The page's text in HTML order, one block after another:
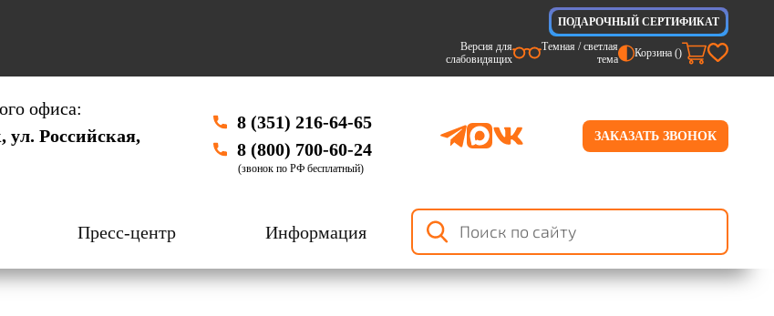
ПОДАРОЧНЫЙ СЕРТИФИКАТ
Версия для
слабовидящих
Темная / светлая
тема
Корзина ()
офиса:
ул. Российская,
8 (351) 216-64-65
8 (800) 700-60-24
(звонок по РФ бесплатный)
ЗАКАЗАТЬ ЗВОНОК
Пресс-центр Информация